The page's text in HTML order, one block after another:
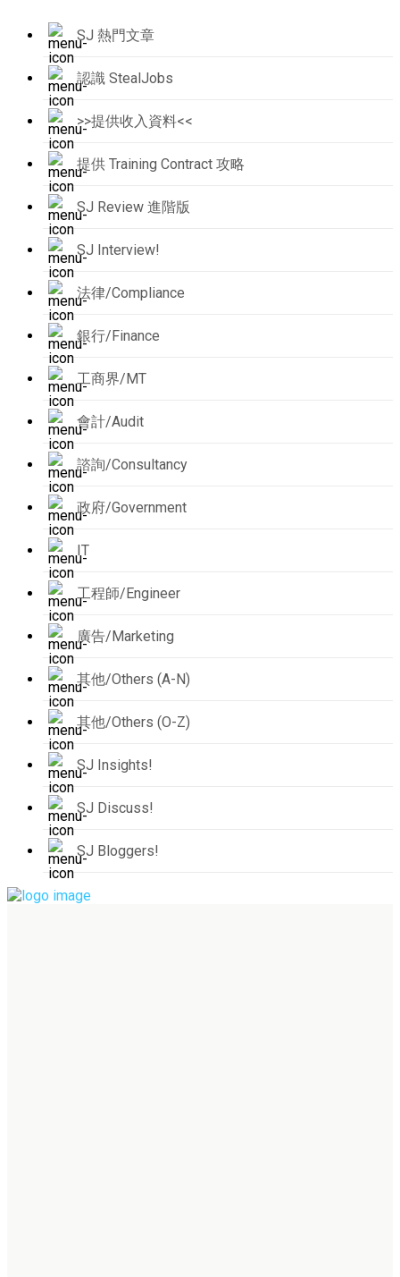
SJ 熱門文章
認識 StealJobs
>>提供收入資料<<
提供 Training Contract 攻略
SJ Review 進階版
SJ Interview!
法律/Compliance
銀行/Finance
工商界/MT
會計/Audit
諮詢/Consultancy
政府/Government
IT
工程師/Engineer
廣告/Marketing
其他/Others (A-N)
其他/Others (O-Z)
SJ Insights!
SJ Discuss!
SJ Bloggers!